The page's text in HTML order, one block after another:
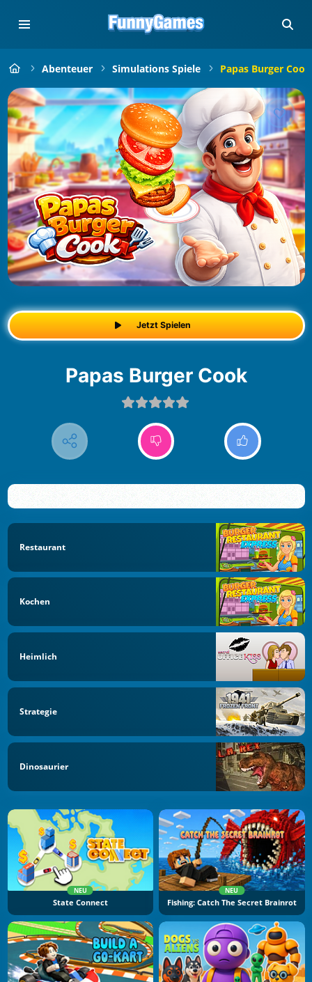
Abenteuer Simulations Spiele Papas Burger Cook
Jetzt Spielen
Papas Burger Cook
Restaurant
Kochen
Heimlich
Strategie
Dinosaurier
NEU
State Connect
NEU
Fishing: Catch The Secret Brainrot